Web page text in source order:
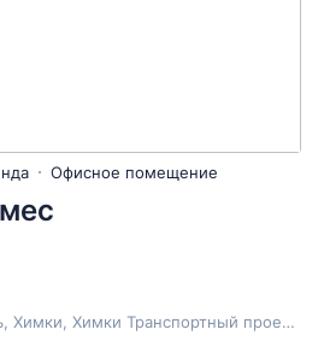
Офисное помещение
Московская область, Химки, Химки Транспортный проезд 2